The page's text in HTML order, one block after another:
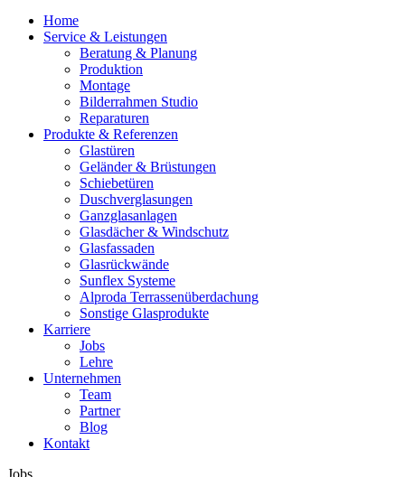
Home
Service & Leistungen
Beratung & Planung
Produktion
Montage
Bilderrahmen Studio
Reparaturen
Produkte & Referenzen
Glastüren
Geländer & Brüstungen
Schiebetüren
Duschverglasungen
Ganzglasanlagen
Glasdächer & Windschutz
Glasfassaden
Glasrückwände
Sunflex Systeme
Alproda Terrassenüberdachung
Sonstige Glasprodukte
Karriere
Jobs
Lehre
Unternehmen
Team
Partner
Blog
Kontakt
Jobs